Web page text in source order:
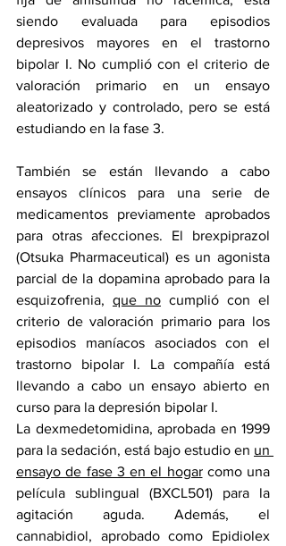
siendo evaluada para episodios
depresivos mayores en el trastorno
bipolar I. No cumplió con el criterio de
valoración primario en un ensayo
aleatorizado y controlado, pero se está
estudiando en la fase 3.
También se están llevando a cabo
ensayos clínicos para una serie de
medicamentos previamente aprobados
para otras afecciones. El brexpiprazol
(Otsuka Pharmaceutical) es un agonista
parcial de la dopamina aprobado para la
esquizofrenia, que no cumplió con el
criterio de valoración primario para los
episodios maníacos asociados con el
trastorno bipolar I. La compañía está
llevando a cabo un ensayo abierto en
curso para la depresión bipolar I.
La dexmedetomidina, aprobada en 1999
para la sedación, está bajo estudio en un
ensayo de fase 3 en el hogar como una
película sublingual (BXCL501) para la
agitación aguda. Además, el
cannabidiol, aprobado como Epidiolex